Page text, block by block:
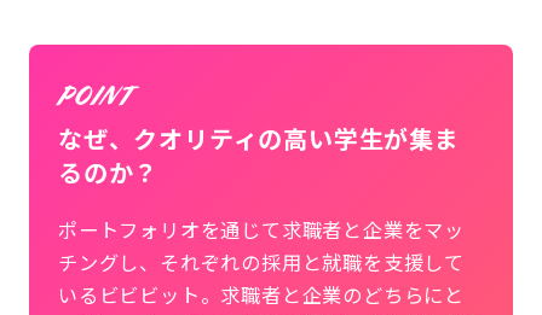
なぜ、クオリティの高い学生が集ま
るのか？
ポートフォリオを通じて求職者と企業をマッ
チングし、それぞれの採用と就職を支援して
いるビビビット。求職者と企業のどちらにと